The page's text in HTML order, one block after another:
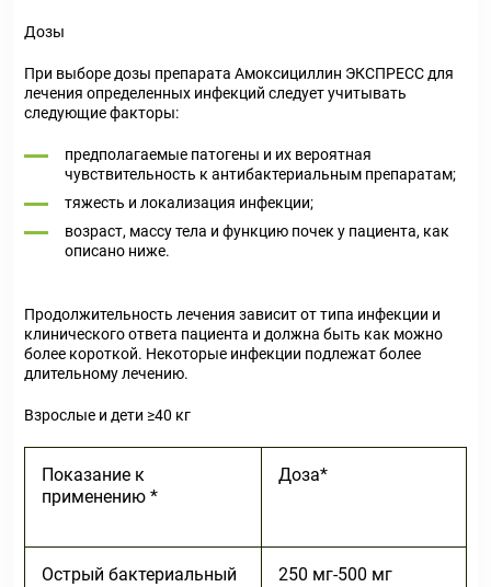
Дозы
При выборе дозы препарата Амоксициллин ЭКСПРЕСС для
лечения определенных инфекций следует учитывать
следующие факторы:
предполагаемые патогены и их вероятная
чувствительность к антибактериальным препаратам;
тяжесть и локализация инфекции;
возраст, массу тела и функцию почек у пациента, как
описано ниже.
Продолжительность лечения зависит от типа инфекции и
клинического ответа пациента и должна быть как можно
более короткой. Некоторые инфекции подлежат более
длительному лечению.
Взрослые и дети ≥40 кг
Показание к
применению *
Доза*
Острый бактериальный
250 мг-500 мг